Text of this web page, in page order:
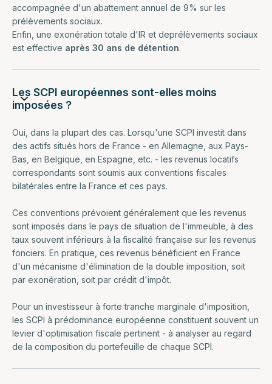
accompagnée d'un abattement annuel de 9% sur les
prélèvements sociaux.
Enfin, une exonération totale d'IR et deprélèvements sociaux
est effective après 30 ans de détention.
Les SCPI européennes sont-elles moins
imposées ?
Oui, dans la plupart des cas. Lorsqu'une SCPI investit dans
des actifs situés hors de France - en Allemagne, aux Pays-
Bas, en Belgique, en Espagne, etc. - les revenus locatifs
correspondants sont soumis aux conventions fiscales
bilatérales entre la France et ces pays.
Ces conventions prévoient généralement que les revenus
sont imposés dans le pays de situation de l'immeuble, à des
taux souvent inférieurs à la fiscalité française sur les revenus
fonciers. En pratique, ces revenus bénéficient en France
d'un mécanisme d'élimination de la double imposition, soit
par exonération, soit par crédit d'impôt.
Pour un investisseur à forte tranche marginale d'imposition,
les SCPI à prédominance européenne constituent souvent un
levier d'optimisation fiscale pertinent - à analyser au regard
de la composition du portefeuille de chaque SCPI.